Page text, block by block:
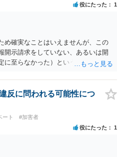
役にたった 1
め確実なことはいえませんが、この
開示請求をしていない、あるいは開
に至らなかった）という事案が比較
。
反に問われる可能性につ
ート #加害者
役にたった 1